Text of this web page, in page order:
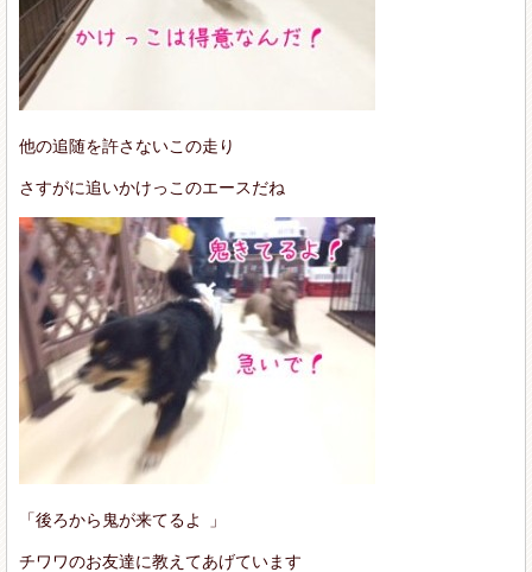
他の追随を許さないこの走り
さすがに追いかけっこのエースだね
「後ろから鬼が来てるよ 」
チワワのお友達に教えてあげています